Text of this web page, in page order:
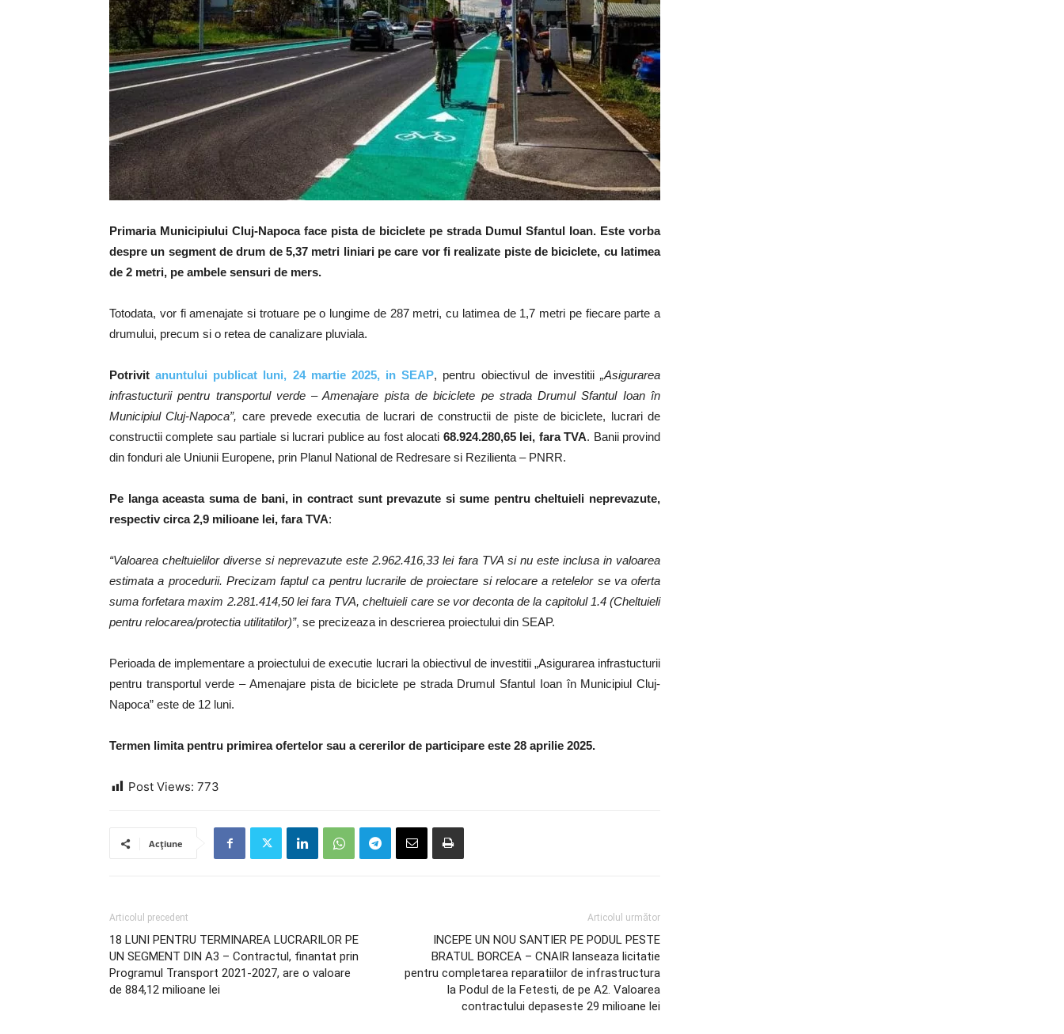
Primaria Municipiului Cluj-Napoca face pista de biciclete pe strada Dumul Sfantul Ioan. Este vorba
despre un segment de drum de 5,37 metri liniari pe care vor fi realizate piste de biciclete, cu latimea
de 2 metri, pe ambele sensuri de mers.
Totodata, vor fi amenajate si trotuare pe o lungime de 287 metri, cu latimea de 1,7 metri pe fiecare parte a
drumului, precum si o retea de canalizare pluviala.
Potrivitanuntului publicat luni, 24 martie 2025, in SEAP, pentru obiectivul de investitii„Asigurarea
infrastucturii pentru transportul verde – Amenajare pista de biciclete pe strada Drumul Sfantul Ioan în
Municipiul Cluj-Napoca”, care prevede executia de lucrari de constructii de piste de biciclete, lucrari de
constructii complete sau partiale si lucrari publice au fost alocati 68.924.280,65 lei, fara TVA. Banii provind
din fonduri ale Uniunii Europene, prin Planul National de Redresare si Rezilienta – PNRR.
Pe langa aceasta suma de bani, in contract sunt prevazute si sume pentru cheltuieli neprevazute,
respectiv circa 2,9 milioane lei, fara TVA:
“Valoarea cheltuielilor diverse si neprevazute este 2.962.416,33 lei fara TVA si nu este inclusa in valoarea
estimata a procedurii. Precizam faptul ca pentru lucrarile de proiectare si relocare a retelelor se va oferta
suma forfetara maxim 2.281.414,50 lei fara TVA, cheltuieli care se vor deconta de la capitolul 1.4 (Cheltuieli
pentru relocarea/protectia utilitatilor)”, se precizeaza in descrierea proiectului din SEAP.
Perioada de implementare a proiectului de executie lucrari la obiectivul de investitii „Asigurarea infrastucturii
pentru transportul verde – Amenajare pista de biciclete pe strada Drumul Sfantul Ioan în Municipiul Cluj-
Napoca” este de 12 luni.
Termen limita pentru primirea ofertelor sau a cererilor de participare este 28 aprilie 2025.
Post Views: 773
Acțiune
Articolul precedent
18 LUNI PENTRU TERMINAREA LUCRARILOR PE
UN SEGMENT DIN A3 – Contractul, finantat prin
Programul Transport 2021-2027, are o valoare
de 884,12 milioane lei
Articolul următor
INCEPE UN NOU SANTIER PE PODUL PESTE
BRATUL BORCEA – CNAIR lanseaza licitatie
pentru completarea reparatiilor de infrastructura
la Podul de la Fetesti, de pe A2. Valoarea
contractului depaseste 29 milioane lei